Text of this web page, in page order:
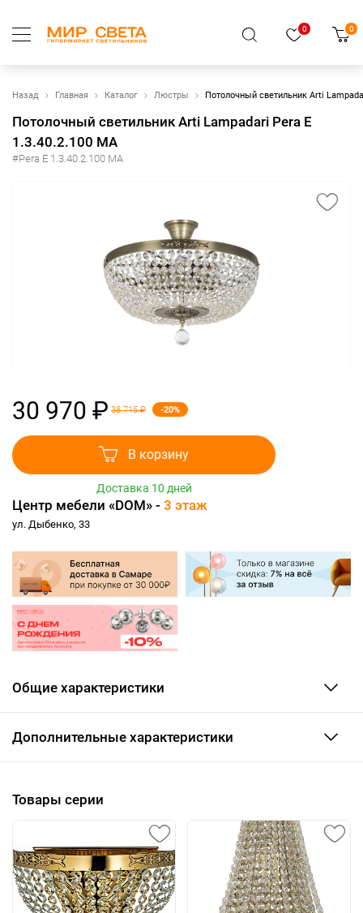
0 0
Назад Главная Каталог Люстры Потолочный светильник Arti
Потолочный светильник Arti Lampadari Pera E
1.3.40.2.100 MA
#Pera E 1.3.40.2.100 MA
30 970 ₽ 38 715 ₽ -20%
В корзину
Доставка 10 дней
Центр мебели «DOM» - 3 этаж
ул. Дыбенко, 33
Общие характеристики
Дополнительные характеристики
Товары серии